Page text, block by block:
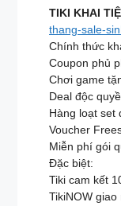
TIKI KHAI
thang-sale-
Chính thức
Coupon phủ
Chơi game
Deal độc
Hàng loạt set
Voucher
Miễn phí gói
Đặc biệt:
Tiki cam kết
TikiNOW